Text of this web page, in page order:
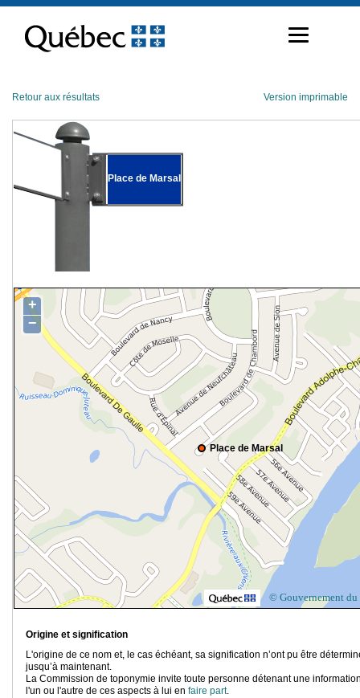
contenu
Retour aux résultats Version imprimable
Place de Marsal
Place de Marsal
+
−
© Gouvernement du
Origine et signification
L'origine de ce nom et, le cas échéant, sa signification n’ont pu être
jusqu’à maintenant.
La Commission de toponymie invite toute personne détenant une
l'un ou l'autre de ces aspects à lui en faire part.